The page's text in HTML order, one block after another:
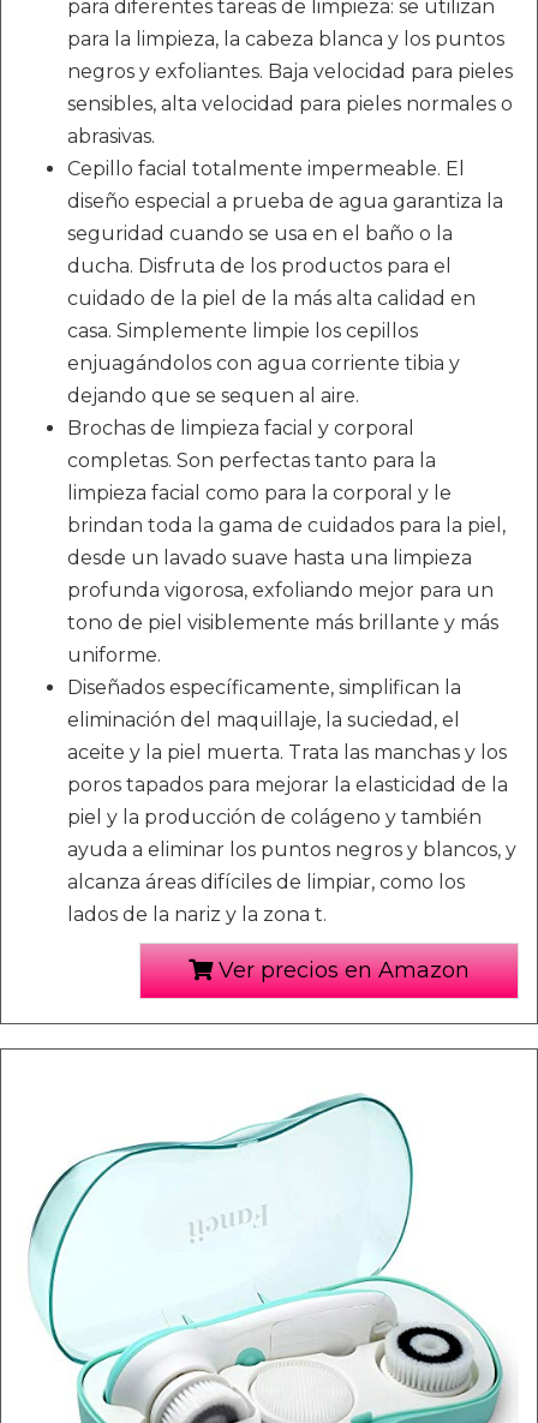
para diferentes tareas de limpieza: se utilizan
para la limpieza, la cabeza blanca y los puntos
negros y exfoliantes. Baja velocidad para pieles
sensibles, alta velocidad para pieles normales o
abrasivas.
Cepillo facial totalmente impermeable. El
diseño especial a prueba de agua garantiza la
seguridad cuando se usa en el baño o la
ducha. Disfruta de los productos para el
cuidado de la piel de la más alta calidad en
casa. Simplemente limpie los cepillos
enjuagándolos con agua corriente tibia y
dejando que se sequen al aire.
Brochas de limpieza facial y corporal
completas. Son perfectas tanto para la
limpieza facial como para la corporal y le
brindan toda la gama de cuidados para la piel,
desde un lavado suave hasta una limpieza
profunda vigorosa, exfoliando mejor para un
tono de piel visiblemente más brillante y más
uniforme.
Diseñados específicamente, simplifican la
eliminación del maquillaje, la suciedad, el
aceite y la piel muerta. Trata las manchas y los
poros tapados para mejorar la elasticidad de la
piel y la producción de colágeno y también
ayuda a eliminar los puntos negros y blancos, y
alcanza áreas difíciles de limpiar, como los
lados de la nariz y la zona t.
Ver precios en Amazon